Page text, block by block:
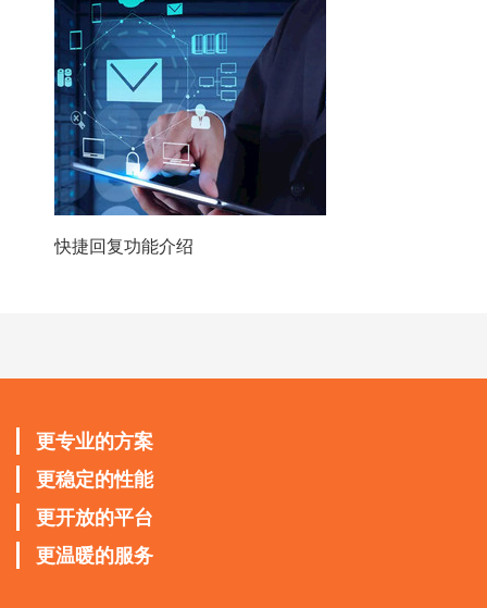
快捷回复功能介绍
更专业的方案
更稳定的性能
更开放的平台
更温暖的服务